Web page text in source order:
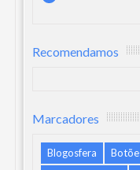
Recomendamos
Marcadores
Blogosfera